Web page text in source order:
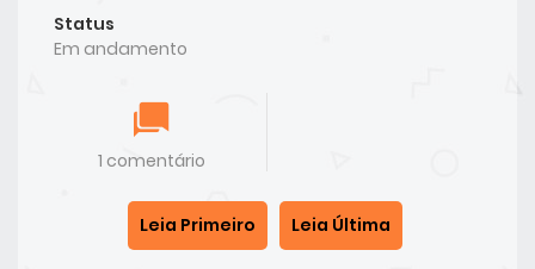
Status
Em andamento
1 comentário
Leia Primeiro Leia Última